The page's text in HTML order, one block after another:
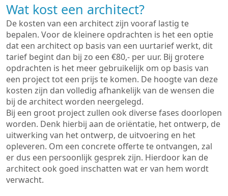
Wat kost een architect?
De kosten van een architect zijn vooraf lastig te
bepalen. Voor de kleinere opdrachten is het een optie
dat een architect op basis van een uurtarief werkt, dit
tarief begint dan bij zo een €80,- per uur. Bij grotere
opdrachten is het meer gebruikelijk om op basis van
een project tot een prijs te komen. De hoogte van deze
kosten zijn dan volledig afhankelijk van de wensen die
bij de architect worden neergelegd.
Bij een groot project zullen ook diverse fases doorlopen
worden. Denk hierbij aan de oriëntatie, het ontwerp, de
uitwerking van het ontwerp, de uitvoering en het
opleveren. Om een concrete offerte te ontvangen, zal
er dus een persoonlijk gesprek zijn. Hierdoor kan de
architect ook goed inschatten wat er van hem wordt
verwacht.